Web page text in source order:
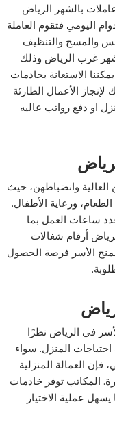
بالشهر الرياض
اليومي فتقوم العاملة
والمسح والتنظيف
غرب الرياض وذلك
الاستعانة بخادمات
الأعمال الطارئة
او دفع رواتب عاليه
العالية وانضباطهن، حيث
ورعاية الأطفال.
ساعات العمل بما
أرقام شغالات
الأسر فرصة الحصول
في الرياض نظرًا
المنزل. سواء
العمالة المنزلية
المكاتب توفر خادمات
عملية الاختيار